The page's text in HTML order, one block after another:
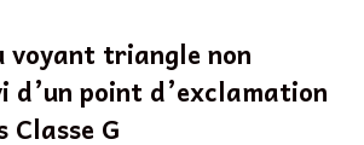
voyant triangle non
d’un point d’exclamation
Classe G